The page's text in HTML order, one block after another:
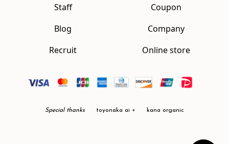
Staff
Coupon
Blog
Company
Recruit
Online store
Special thanks toyonaka ai + kana organic